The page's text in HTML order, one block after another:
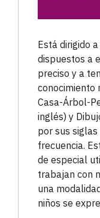
Está dirigido
dispuestos a
preciso y a
conocimiento
Casa-Árbol-
inglés) y
por sus
frecuencia.
de especial
trabajan con
una
niños se